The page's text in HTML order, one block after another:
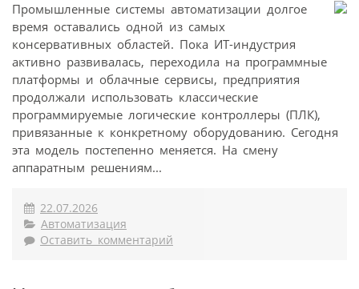
Промышленные системы автоматизации долгое
время оставались одной из самых
консервативных областей. Пока ИТ-индустрия
активно развивалась, переходила на программные
платформы и облачные сервисы, предприятия
продолжали использовать классические
программируемые логические контроллеры (ПЛК),
привязанные к конкретному оборудованию. Сегодня
эта модель постепенно меняется. На смену
аппаратным решениям...
22.07.2026
Автоматизация
Оставить комментарий